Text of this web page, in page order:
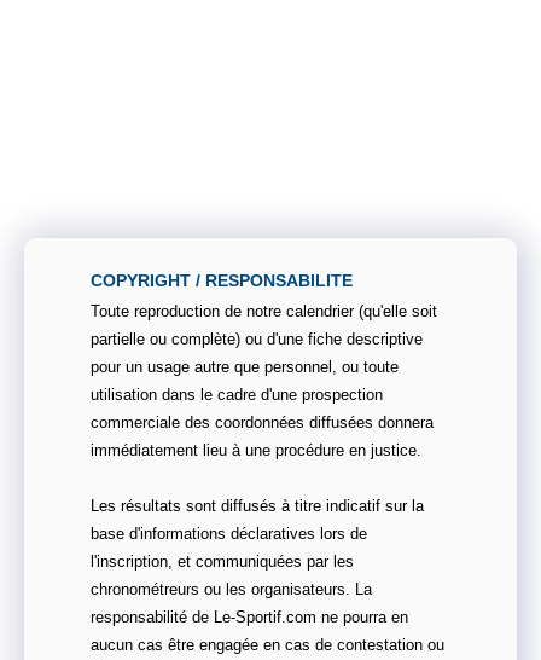
COPYRIGHT / RESPONSABILITE
Toute reproduction de notre calendrier (qu'elle soit
partielle ou complète) ou d'une fiche descriptive
pour un usage autre que personnel, ou toute
utilisation dans le cadre d'une prospection
commerciale des coordonnées diffusées donnera
immédiatement lieu à une procédure en justice.
Les résultats sont diffusés à titre indicatif sur la
base d'informations déclaratives lors de
l'inscription, et communiquées par les
chronométreurs ou les organisateurs. La
responsabilité de Le-Sportif.com ne pourra en
aucun cas être engagée en cas de contestation ou